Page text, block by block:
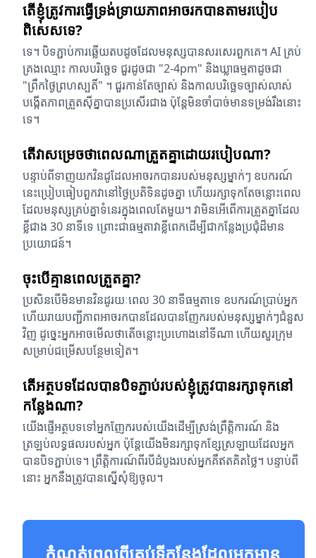
តើខ្ញុំត្រូវការធ្វើទ្រង់ទ្រាយភាពអាចរកបានតាមរបៀប
ពិសេសទេ?
ទេ។ បិទភ្ជាប់ការឆ្លើយតបដូចដែលមនុស្សបានសរសេរពួកគេ។ AI គ្រប់
គ្រងឈ្មោះ កាលបរិច្ឆេទ ជួរដូចជា "2-4pm" និងឃ្លាធម្មតាដូចជា
"ព្រឹកថ្ងៃព្រហស្បតិ៍" ។ ជួរកាន់តែច្បាស់ និងកាលបរិច្ឆេទច្បាស់លាស់
បង្កើតភាពត្រួតស៊ីគ្នាបានប្រសើរជាង ប៉ុន្តែមិនចាំបាច់មានទម្រង់រឹងនោះ
ទេ។
តើ​វា​សម្រេច​ថា​ពេល​ណា​ត្រួត​គ្នា​ដោយ​របៀប​ណា?
បន្ទាប់ពីទាញយកវិនដូដែលអាចរកបានរបស់មនុស្សម្នាក់ៗ ឧបករណ៍
នេះប្រៀបធៀបពួកវានៅថ្ងៃប្រតិទិនដូចគ្នា ហើយរក្សាទុកតែចន្លោះពេល
ដែលមនុស្សគ្រប់គ្នាទំនេរក្នុងពេលតែមួយ។ វា​មិន​អើពើ​ការ​ត្រួតគ្នា​ដែល​
ខ្លី​ជាង 30 នាទី​ទេ ព្រោះ​ជា​ធម្មតា​វា​ខ្លី​ពេក​ដើម្បី​ជា​កន្លែង​ប្រជុំ​ដ៏​មាន​
ប្រយោជន៍។
ចុះ​បើ​គ្មាន​ពេល​ត្រួត​គ្នា?
ប្រសិនបើមិនមានវិនដូរយៈពេល 30 នាទីធម្មតាទេ ឧបករណ៍ប្រាប់អ្នក
ហើយរាយបញ្ជីភាពអាចរកបានដែលបានញែករបស់មនុស្សម្នាក់ៗជំនួស
វិញ ដូច្នេះអ្នកអាចមើលថាតើចន្លោះប្រហោងនៅទីណា ហើយសួរក្រុម
សម្រាប់ជម្រើសបន្ថែមទៀត។
តើអត្ថបទដែលបានបិទភ្ជាប់របស់ខ្ញុំត្រូវបានរក្សាទុកនៅ
កន្លែងណា?
យើងផ្ញើអត្ថបទទៅអ្នកញែករបស់យើងដើម្បីស្រង់ព្រឹត្តិការណ៍ និង
ត្រឡប់លទ្ធផលរបស់អ្នក ប៉ុន្តែយើងមិនរក្សាទុកខ្សែស្រឡាយដែលអ្នក
បានបិទភ្ជាប់ទេ។ ព្រឹត្តិការណ៍ពីរបីដំបូងរបស់អ្នកគឺឥតគិតថ្លៃ។ បន្ទាប់ពី
នោះ អ្នកនឹងត្រូវបានស្នើសុំឱ្យចូល។